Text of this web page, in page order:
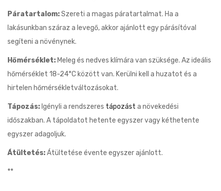
Páratartalom:Szereti a magas páratartalmat. Ha a
lakásunkban száraz a levegő, akkor ajánlott egy párásítóval
segíteni a növénynek.
Hőmérséklet: Meleg és nedves klímára van szüksége. Az ideális
hőmérséklet 18-24°C között van. Kerülni kell a huzatot és a
hirtelen hőmérsékletváltozásokat.
Tápozás: Igényli a rendszeres tápozást a növekedési
időszakban. A tápoldatot hetente egyszer vagy kéthetente
egyszer adagoljuk.
Átültetés:Átültetése évente egyszer ajánlott.
**